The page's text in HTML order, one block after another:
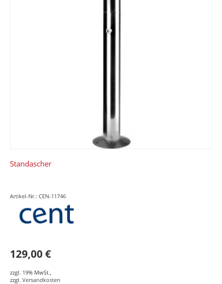
Standascher
Artikel-Nr.: CEN-11746
129,00 €
zzgl. 19% MwSt.,
zzgl. Versandkosten